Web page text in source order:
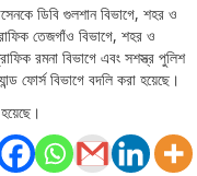
ডিবি গুলশান বিভাগে, শহর ও
তেজগাঁও বিভাগে, শহর ও
রমনা বিভাগে এবং সশস্ত্র পুলিশ
ফোর্স বিভাগে বদলি করা হয়েছে।